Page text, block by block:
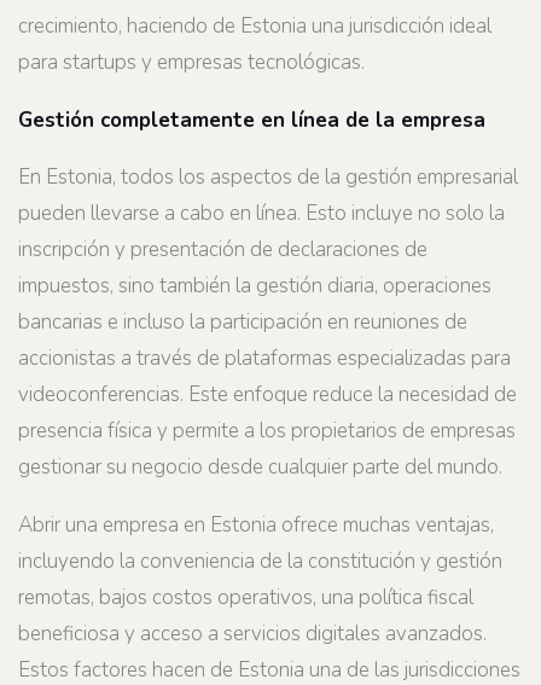
crecimiento, haciendo de Estonia una jurisdicción ideal
para startups y empresas tecnológicas.
Gestión completamente en línea de la empresa
En Estonia, todos los aspectos de la gestión empresarial
pueden llevarse a cabo en línea. Esto incluye no solo la
inscripción y presentación de declaraciones de
impuestos, sino también la gestión diaria, operaciones
bancarias e incluso la participación en reuniones de
accionistas a través de plataformas especializadas para
videoconferencias. Este enfoque reduce la necesidad de
presencia física y permite a los propietarios de empresas
gestionar su negocio desde cualquier parte del mundo.
Abrir una empresa en Estonia ofrece muchas ventajas,
incluyendo la conveniencia de la constitución y gestión
remotas, bajos costos operativos, una política fiscal
beneficiosa y acceso a servicios digitales avanzados.
Estos factores hacen de Estonia una de las jurisdicciones